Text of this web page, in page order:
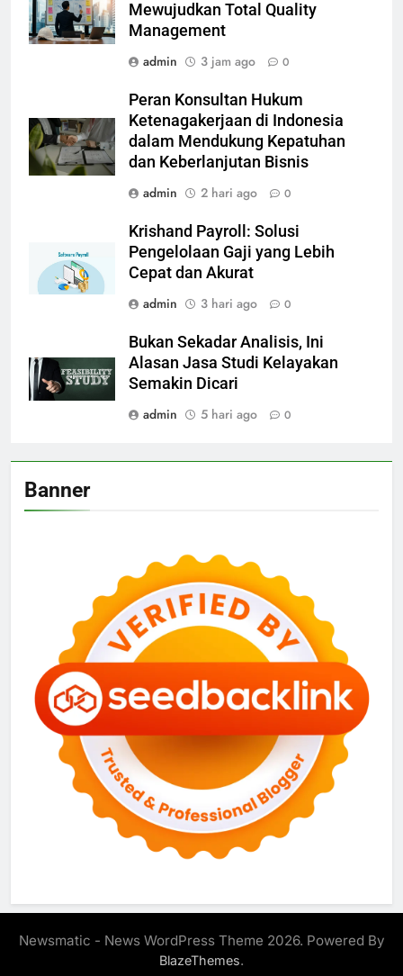
Mewujudkan Total Quality
Management
admin
3 jam ago 0
Peran Konsultan Hukum
Ketenagakerjaan di Indonesia
dalam Mendukung Kepatuhan
dan Keberlanjutan Bisnis
admin
2 hari ago 0
Krishand Payroll: Solusi
Pengelolaan Gaji yang Lebih
Cepat dan Akurat
admin
3 hari ago 0
Bukan Sekadar Analisis, Ini
Alasan Jasa Studi Kelayakan
Semakin Dicari
admin
5 hari ago 0
Banner
Newsmatic - News WordPress Theme 2026. Powered By
BlazeThemes.